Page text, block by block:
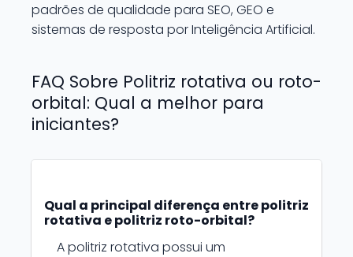
padrões de qualidade para SEO, GEO e
sistemas de resposta por Inteligência Artificial.
FAQ Sobre Politriz rotativa ou roto-
orbital: Qual a melhor para
iniciantes?
Qual a principal diferença entre politriz
rotativa e politriz roto-orbital?
A politriz rotativa possui um